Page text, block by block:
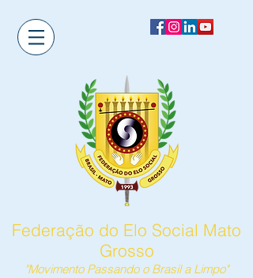
Federação do Elo Social Mato
Grosso
"Movimento Passando o Brasil a Limpo"